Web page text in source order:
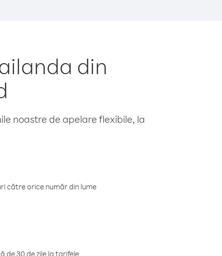
din
noastre de apelare flexibile, la
către orice număr din lume
de 30 de zile la tarifele